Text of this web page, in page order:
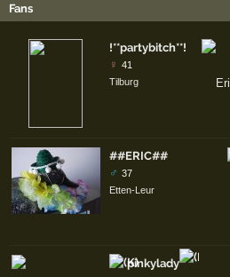
Fans
!**partybitch**!
♀ 41
Tilburg
##ERIC##
♂ 37
Etten-Leur
pinkylady